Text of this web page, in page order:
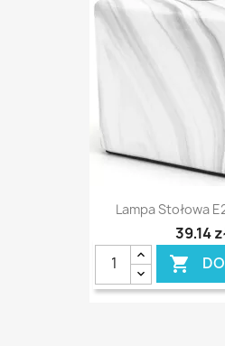
Lampa Stołowa
39,14
